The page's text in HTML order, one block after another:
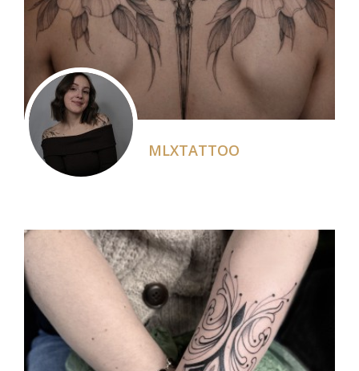
MLXTATTOO